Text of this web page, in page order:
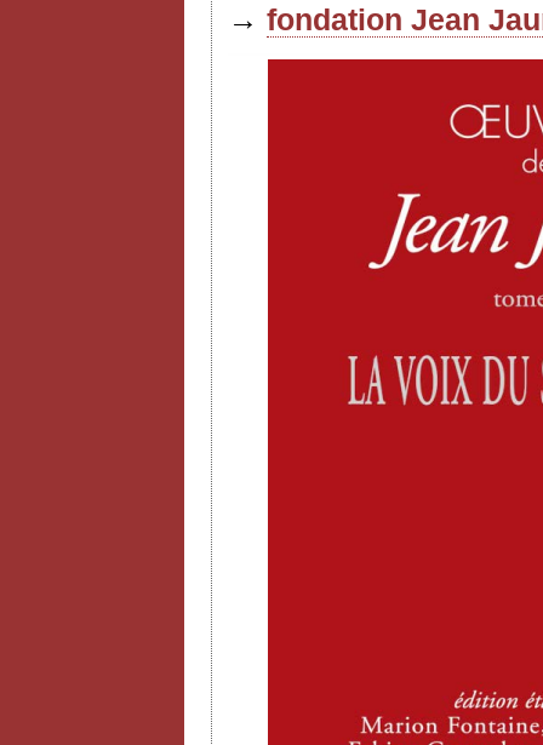
→ fondation Jean